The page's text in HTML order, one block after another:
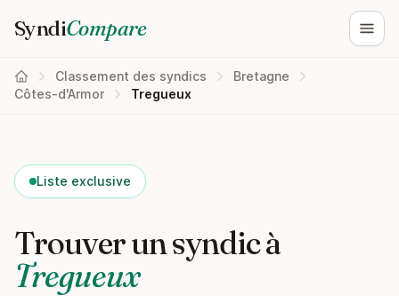
SyndiCompare
Classement des syndics
Bretagne
Côtes-d'Armor
Tregueux
Liste exclusive
Trouver un syndic à
Tregueux